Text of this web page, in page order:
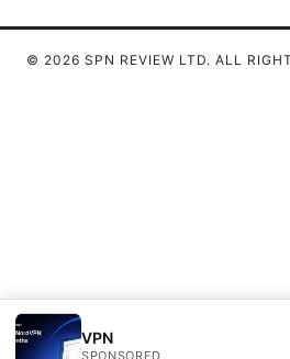
VPN
SPONSORED
© 2026 SPN REVIEW LTD. ALL